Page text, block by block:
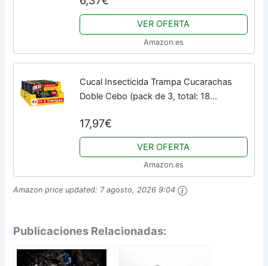
uso), máxima eficacia, alto poder
atrayente
VER OFERTA
Amazon.es
Cucal Insecticida Trampa Cucarachas
Doble Cebo (pack de 3, total: 18
hasta 6 meses de eficacia, elimina
cucarachas por...
17,97€
VER OFERTA
Amazon.es
Amazon price updated: 7 agosto, 2026 9:04
Publicaciones Relacionadas: